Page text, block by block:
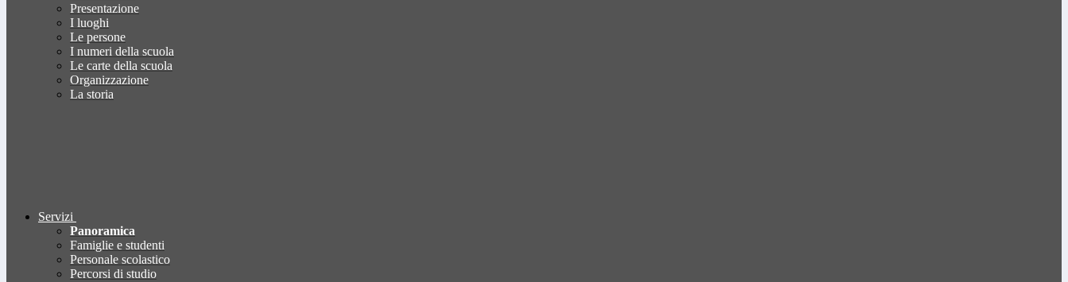
Presentazione
I luoghi
Le persone
I numeri della scuola
Le carte della scuola
Organizzazione
La storia
Servizi
Panoramica
Famiglie e studenti
Personale scolastico
Percorsi di studio